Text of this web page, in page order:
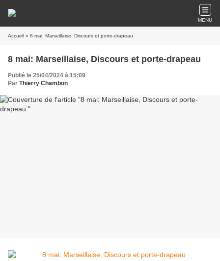
MENU
Accueil » 8 mai: Marseillaise, Discours et porte-drapeau
8 mai: Marseillaise, Discours et porte-drapeau
Publié le 25/04/2024 à 15:09
Par Thierry Chambon